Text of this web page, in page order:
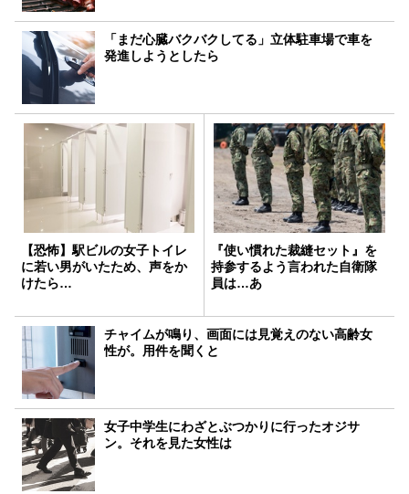
「まだ心臓バクバクしてる」立体駐車場で車を
発進しようとしたら
【恐怖】駅ビルの女子トイレ
に若い男がいたため、声をか
けたら…
『使い慣れた裁縫セット』を
持参するよう言われた自衛隊
員は…あ
チャイムが鳴り、画面には見覚えのない高齢女
性が。用件を聞くと
女子中学生にわざとぶつかりに行ったオジサ
ン。それを見た女性は